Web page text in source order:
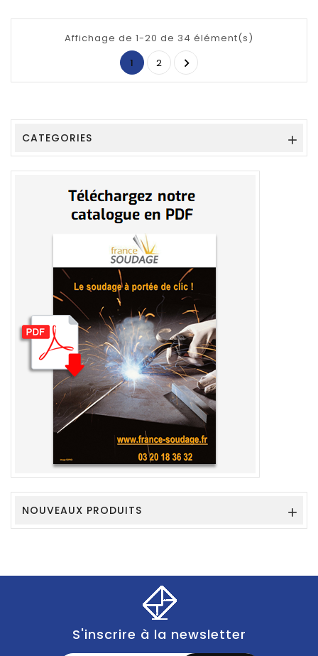
Affichage de 1-20 de 34 élément(s)
1
2 
CATEGORIES 
NOUVEAUX PRODUITS 
S'inscrire à la newsletter